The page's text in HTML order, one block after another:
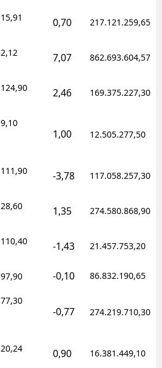
15,91 0,70 217.121.259,65
2,12 7,07 862.693.604,57
124,90 2,46 169.375.227,30
9,10
1,00 12.505.277,50
111,90 -3,78 117.058.257,30
28,60 1,35 274.580.868,90
110,40 -1,43 21.457.753,20
97,90 -0,10 86.832.190,65
77,30
-0,77 274.219.710,30
20,24 0,90 16.381.449,10